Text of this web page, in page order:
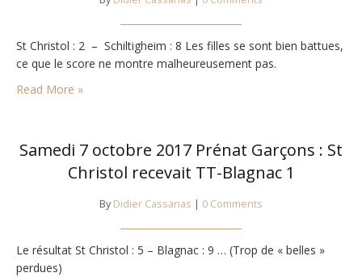
St Christol : 2 – Schiltigheim : 8 Les filles se sont bien battues,
ce que le score ne montre malheureusement pas.
Read More »
Samedi 7 octobre 2017 Prénat Garçons : St
Christol recevait TT-Blagnac 1
By Didier Cassanas | 0 Comments
Le résultat St Christol : 5 – Blagnac : 9 … (Trop de « belles »
perdues)